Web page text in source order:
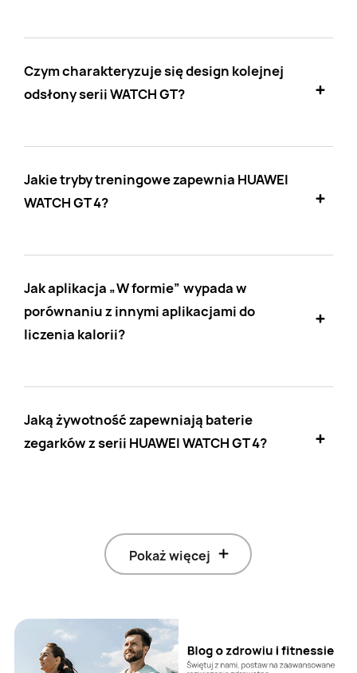
Czym charakteryzuje się design kolejnej
odsłony serii WATCH GT?
Jakie tryby treningowe zapewnia HUAWEI
WATCH GT 4?
Jak aplikacja „W formie” wypada w
porównaniu z innymi aplikacjami do
liczenia kalorii?
Jaką żywotność zapewniają baterie
zegarków z serii HUAWEI WATCH GT 4?
Pokaż więcej